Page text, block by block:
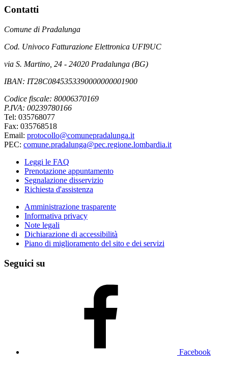
Contatti
Comune di Pradalunga
Cod. Univoco Fatturazione Elettronica UFI9UC
via S. Martino, 24 - 24020 Pradalunga (BG)
IBAN: IT28C0845353390000000001900
Codice fiscale: 80006370169
P.IVA: 00239780166
Tel: 035768077
Fax: 035768518
Email: protocollo@comunepradalunga.it
PEC: comune.pradalunga@pec.regione.lombardia.it
Leggi le FAQ
Prenotazione appuntamento
Segnalazione disservizio
Richiesta d'assistenza
Amministrazione trasparente
Informativa privacy
Note legali
Dichiarazione di accessibilità
Piano di miglioramento del sito e dei servizi
Seguici su
Facebook